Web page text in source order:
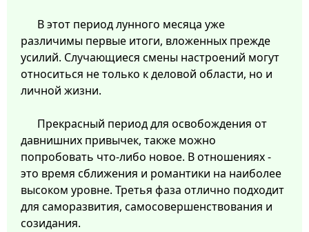
В этот период лунного месяца уже
различимы первые итоги, вложенных прежде
усилий. Случающиеся смены настроений могут
относиться не только к деловой области, но и
личной жизни.
Прекрасный период для освобождения от
давнишних привычек, также можно
попробовать что-либо новое. В отношениях -
это время сближения и романтики на наиболее
высоком уровне. Третья фаза отлично подходит
для саморазвития, самосовершенствования и
созидания.